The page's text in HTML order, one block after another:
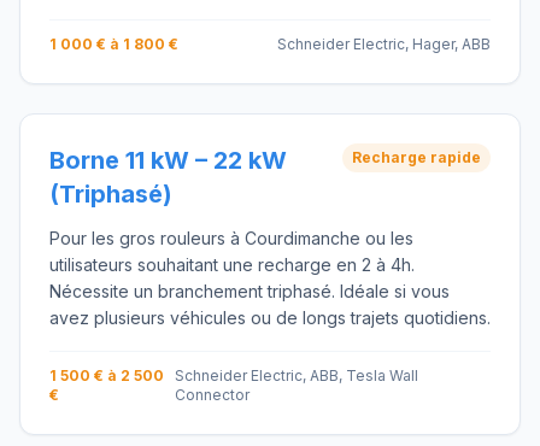
1 000 € à 1 800 € Schneider Electric, Hager, ABB
Borne 11 kW – 22 kW
(Triphasé)
Recharge rapide
Pour les gros rouleurs à Courdimanche ou les
utilisateurs souhaitant une recharge en 2 à 4h.
Nécessite un branchement triphasé. Idéale si vous
avez plusieurs véhicules ou de longs trajets quotidiens.
1 500 € à 2 500
€
Schneider Electric, ABB, Tesla Wall
Connector